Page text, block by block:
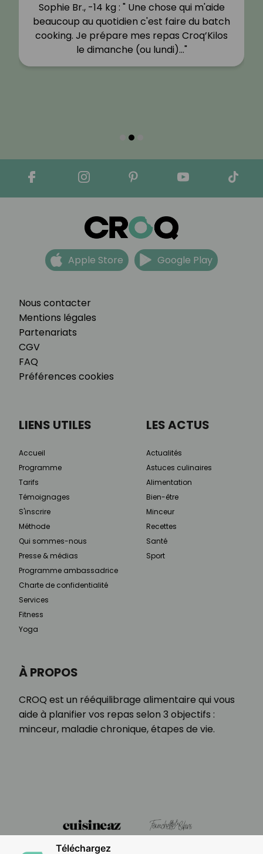
Sophie Br., -14 kg : " Une chose qui m'aide
beaucoup au quotidien c'est faire du batch
cooking. Je prépare mes repas Croq’Kilos
le dimanche (ou lundi)…"
Nous contacter
Mentions légales
Partenariats
CGV
FAQ
Préférences cookies
Apple Store Google Play
À PROPOS
CROQ est un rééquilibrage alimentaire qui vous
aide à planifier vos repas selon 3 objectifs :
minceur, maladie chronique, étapes de vie.
LIENS UTILES
Accueil
Programme
Tarifs
Témoignages
S'inscrire
Méthode
Qui sommes-nous
Presse & médias
Programme ambassadrice
Charte de confidentialité
Services
Fitness
Yoga
LES ACTUS
Actualités
Astuces culinaires
Alimentation
Bien-être
Minceur
Recettes
Santé
Sport
Téléchargez